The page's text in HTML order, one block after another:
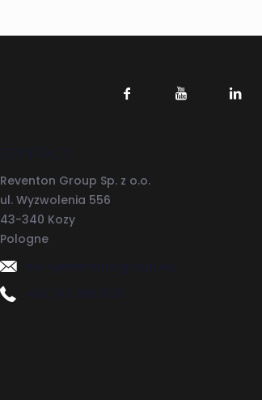
Reventon Group Sp. z o.o.
ul. Wyzwolenia 556
43-340 Kozy
Pologne